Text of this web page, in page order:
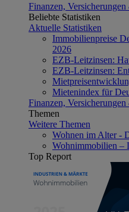
Finanzen,
Beliebte Statistiken
Aktuelle Statistiken
Immobilienpreise
2026
EZB-Leitzinsen:
EZB-Leitzinsen:
Mietenindex für
Finanzen,
Themen
Weitere Themen
Wohnen im Alter -
Wohnimmobilien –
Top Report